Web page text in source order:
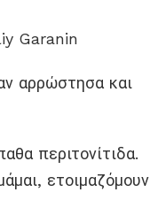
Garanin
αρρώστησα και
περιτονίτιδα.
ετοιμαζόμουν